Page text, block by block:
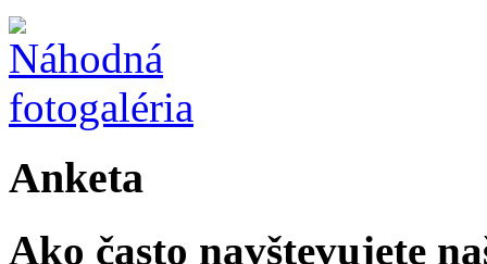
Anketa
Ako často navštevujete